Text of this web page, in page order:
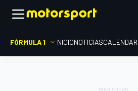
FÓRMULA 1 INICIONOTICIAS